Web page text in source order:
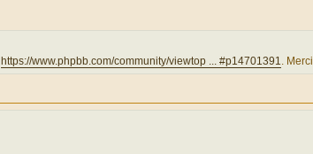
https://www.phpbb.com/community/viewtop ... #p14701391 .